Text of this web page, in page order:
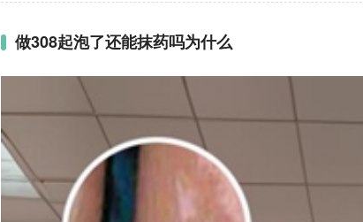
做308起泡了还能抹药吗为什么